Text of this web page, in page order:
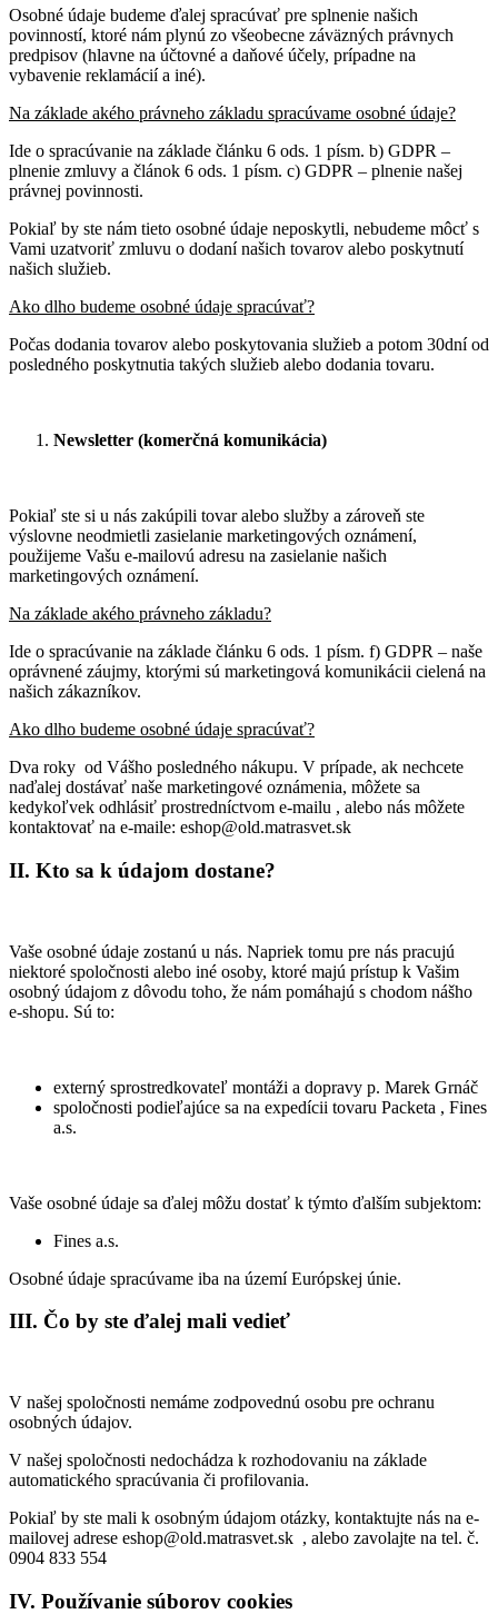
Osobné údaje budeme ďalej spracúvať pre splnenie našich
povinností, ktoré nám plynú zo všeobecne záväzných právnych
predpisov (hlavne na účtovné a daňové účely, prípadne na
vybavenie reklamácií a iné).
Na základe akého právneho základu spracúvame osobné údaje?
Ide o spracúvanie na základe článku 6 ods. 1 písm. b) GDPR –
plnenie zmluvy a článok 6 ods. 1 písm. c) GDPR – plnenie našej
právnej povinnosti.
Pokiaľ by ste nám tieto osobné údaje neposkytli, nebudeme môcť s
Vami uzatvoriť zmluvu o dodaní našich tovarov alebo poskytnutí
našich služieb.
Ako dlho budeme osobné údaje spracúvať?
Počas dodania tovarov alebo poskytovania služieb a potom 30dní od
posledného poskytnutia takých služieb alebo dodania tovaru.
Newsletter (komerčná komunikácia)
Pokiaľ ste si u nás zakúpili tovar alebo služby a zároveň ste
výslovne neodmietli zasielanie marketingových oznámení,
použijeme Vašu e-mailovú adresu na zasielanie našich
marketingových oznámení.
Na základe akého právneho základu?
Ide o spracúvanie na základe článku 6 ods. 1 písm. f) GDPR – naše
oprávnené záujmy, ktorými sú marketingová komunikácii cielená na
našich zákazníkov.
Ako dlho budeme osobné údaje spracúvať?
Dva roky od Vášho posledného nákupu. V prípade, ak nechcete
naďalej dostávať naše marketingové oznámenia, môžete sa
kedykoľvek odhlásiť prostredníctvom e-mailu , alebo nás môžete
kontaktovať na e-maile: eshop@old.matrasvet.sk
II. Kto sa k údajom dostane?
Vaše osobné údaje zostanú u nás. Napriek tomu pre nás pracujú
niektoré spoločnosti alebo iné osoby, ktoré majú prístup k Vašim
osobný údajom z dôvodu toho, že nám pomáhajú s chodom nášho
e-shopu. Sú to:
externý sprostredkovateľ montáži a dopravy p. Marek Grnáč
spoločnosti podieľajúce sa na expedícii tovaru Packeta , Fines
a.s.
Vaše osobné údaje sa ďalej môžu dostať k týmto ďalším subjektom:
Fines a.s.
Osobné údaje spracúvame iba na území Európskej únie.
III. Čo by ste ďalej mali vedieť
V našej spoločnosti nemáme zodpovednú osobu pre ochranu
osobných údajov.
V našej spoločnosti nedochádza k rozhodovaniu na základe
automatického spracúvania či profilovania.
Pokiaľ by ste mali k osobným údajom otázky, kontaktujte nás na e-
mailovej adrese eshop@old.matrasvet.sk , alebo zavolajte na tel. č.
0904 833 554
IV. Používanie súborov cookies